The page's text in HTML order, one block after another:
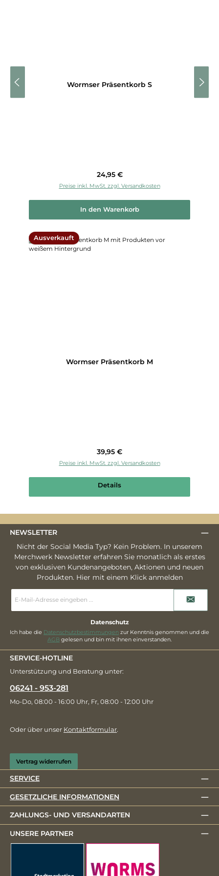
Wormser Präsentkorb S
Regulärer Preis:
24,95 €
Preise inkl. MwSt. zzgl. Versandkosten
In den Warenkorb
Ausverkauft
Wormser Präsentkorb M
Regulärer Preis:
39,95 €
Preise inkl. MwSt. zzgl. Versandkosten
Details
NEWSLETTER
Nicht der Social Media Typ? Kein Problem. In unserem
Merchwerk Newsletter erfahren Sie monatlich als erstes
von exklusiven Kundenangeboten, Aktionen und neuen
Produkten. Hier mit einem Klick anmelden
Mail-
*
Datenschutz
Ich habe die Datenschutzbestimmungen zur Kenntnis genommen und die
AGB gelesen und bin mit ihnen einverstanden.
SERVICE-HOTLINE
Unterstützung und Beratung unter:
06241 - 953-281
Mo-Do, 08:00 - 16:00 Uhr, Fr, 08:00 - 12:00 Uhr
Oder über unser Kontaktformular.
Vertrag widerrufen
SERVICE
GESETZLICHE INFORMATIONEN
ZAHLUNGS- UND VERSANDARTEN
UNSERE PARTNER